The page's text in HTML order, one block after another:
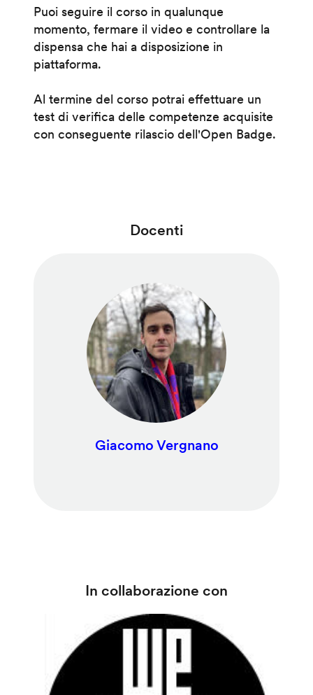
Puoi seguire il corso in qualunque
momento, fermare il video e controllare la
dispensa che hai a disposizione in
piattaforma.
Al termine del corso potrai effettuare un
test di verifica delle competenze acquisite
con conseguente rilascio dell'Open Badge.
Docenti
Giacomo Vergnano
In collaborazione con